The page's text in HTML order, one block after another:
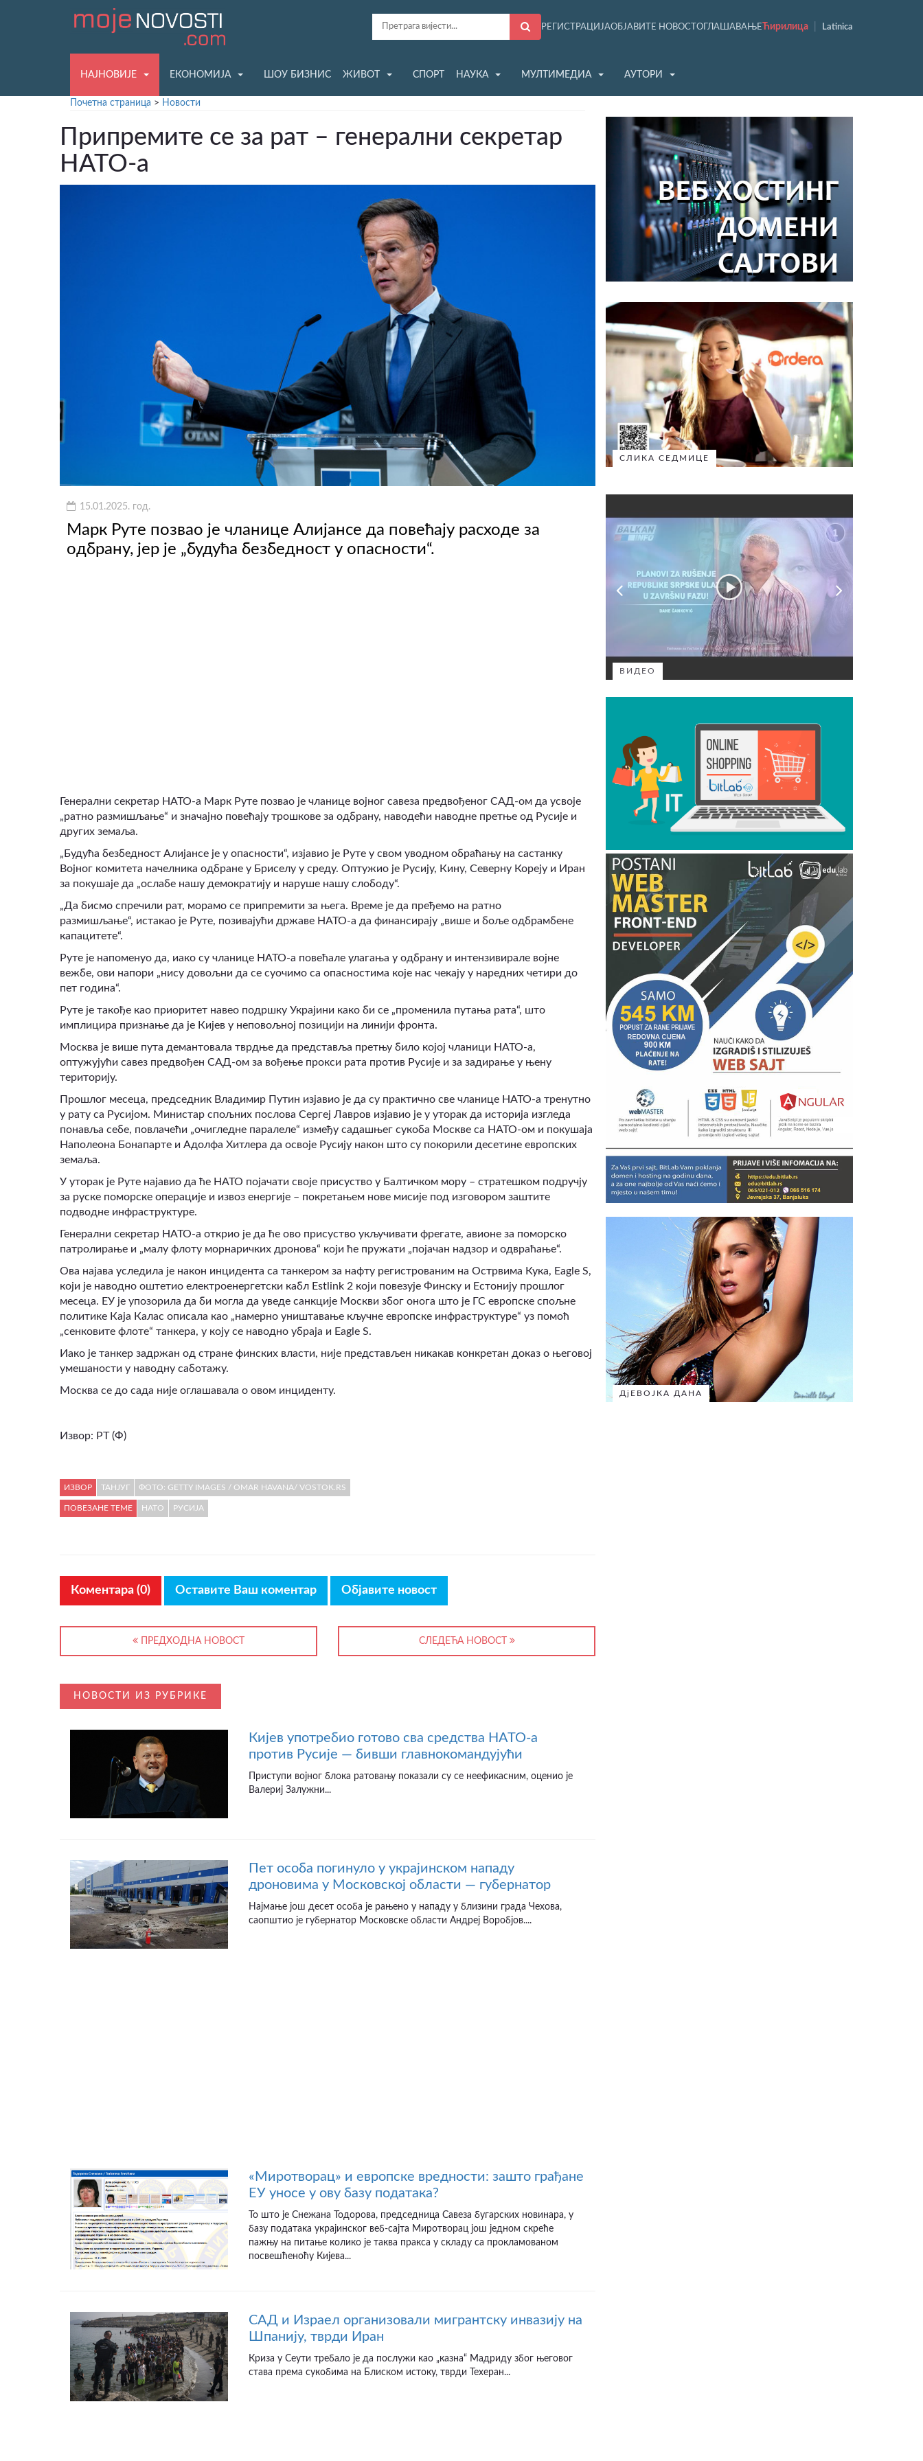
РЕГИСТРАЦИЈАОБЈАВИТЕ НОВОСТ ОГЛАШАВАЊЕ Ћирилица Latinica
НАЈНОВИЈЕ ЕКОНОМИЈА ШОУ БИЗНИС ЖИВОТ СПОРТ НАУКА МУЛТИМЕДИА АУТОРИ
Почетна страница > Новости
Припремите се за рат – генерални секретар
НАТО-а
15.01.2025. год.
Марк Руте позвао је чланице Алијансе да повећају расходе за
одбрану, јер је „будућа безбедност у опасности“.
Генерални секретар НАТО-а Марк Руте позвао је чланице војног савеза предвођеног САД-ом да усвоје
„ратно размишљање“ и значајно повећају трошкове за одбрану, наводећи наводне претње од Русије и
других земаља.
„Будућа безбедност Алијансе је у опасности“, изјавио је Руте у свом уводном обраћању на састанку
Војног комитета начелника одбране у Бриселу у среду. Оптужио је Русију, Кину, Северну Кореју и Иран
за покушаје да „ослабе нашу демократију и наруше нашу слободу“.
„Да бисмо спречили рат, морамо се припремити за њега. Време је да пређемо на ратно
размишљање“, истакао је Руте, позивајући државе НАТО-а да финансирају „више и боље одбрамбене
капацитете“.
Руте је напоменуо да, иако су чланице НАТО-а повећале улагања у одбрану и интензивирале војне
вежбе, ови напори „нису довољни да се суочимо са опасностима које нас чекају у наредних четири до
пет година“.
Руте је такође као приоритет навео подршку Украјини како би се „променила путања рата“, што
имплицира признање да је Кијев у неповољној позицији на линији фронта.
Москва је више пута демантовала тврдње да представља претњу било којој чланици НАТО-а,
оптужујући савез предвођен САД-ом за вођење прокси рата против Русије и за задирање у њену
територију.
Прошлог месеца, председник Владимир Путин изјавио је да су практично све чланице НАТО-а тренутно
у рату са Русијом. Министар спољних послова Сергеј Лавров изјавио је у уторак да историја изгледа
понавља себе, повлачећи „очигледне паралеле“ између садашњег сукоба Москве са НАТО-ом и покушаја
Наполеона Бонапарте и Адолфа Хитлера да освоје Русију након што су покорили десетине европских
земаља.
У уторак је Руте најавио да ће НАТО појачати своје присуство у Балтичком мору – стратешком подручју
за руске поморске операције и извоз енергије – покретањем нове мисије под изговором заштите
подводне инфраструктуре.
Генерални секретар НАТО-а открио је да ће ово присуство укључивати фрегате, авионе за поморско
патролирање и „малу флоту морнаричких дронова“ који ће пружати „појачан надзор и одвраћање“.
Ова најава уследила је након инцидента са танкером за нафту регистрованим на Острвима Кука, Eagle S,
који је наводно оштетио електроенергетски кабл Estlink 2 који повезује Финску и Естонију прошлог
месеца. ЕУ је упозорила да би могла да уведе санкције Москви због онога што је ГС европске спољне
политике Каја Калас описала као „намерно уништавање кључне европске инфраструктуре“ уз помоћ
„сенковите флоте“ танкера, у коју се наводно убраја и Eagle S.
Иако је танкер задржан од стране финских власти, није представљен никакав конкретан доказ о његовој
умешаности у наводну саботажу.
Москва се до сада није оглашавала о овом инциденту.
Извор: РТ (Ф)
ИЗВОР ТАНЈУГ ФОТО: GETTY IMAGES / OMAR HAVANA/ VOSTOK.RS
ПОВЕЗАНЕ ТЕМЕ НАТО РУСИЈА
Коментара (0) Оставите Ваш коментар Објавите новост
ПРЕДХОДНА НОВОСТ СЛЕДЕЋА НОВОСТ
НОВОСТИ ИЗ РУБРИКЕ
Кијев употребио готово сва средства НАТО-а
против Русије — бивши главнокомандујући
Приступи војног блока ратовању показали су се неефикасним, оценио је
Валериј Залужни...
Пет особа погинуло у украјинском нападу
дроновима у Московској области — губернатор
Најмање још десет особа је рањено у нападу у близини града Чехова,
саопштио је губернатор Московске области Андреј Воробјов....
«Миротворац» и европске вредности: зашто грађане
ЕУ уносе у ову базу података?
То што је Снежана Тодорова, председница Савеза бугарских новинара, у
базу података украјинског веб-сајта Миротворац још једном скреће
пажњу на питање колико је таква пракса у складу са прокламованом
посвешћеноћу Кијева...
САД и Израел организовали мигрантску инвазију на
Шпанију, тврди Иран
Криза у Сеути требало је да послужи као „казна“ Мадриду због његовог
става према сукобима на Блиском истоку, тврди Техеран...
СЛИКА СЕДМИЦЕ
ВИДЕО
ДјЕВОЈКА ДАНА